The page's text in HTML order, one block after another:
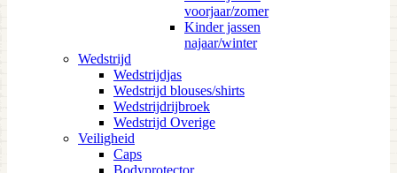
voorjaar/zomer
Kinder jassen
najaar/winter
Wedstrijd
Wedstrijdjas
Wedstrijd blouses/shirts
Wedstrijdrijbroek
Wedstrijd Overige
Veiligheid
Caps